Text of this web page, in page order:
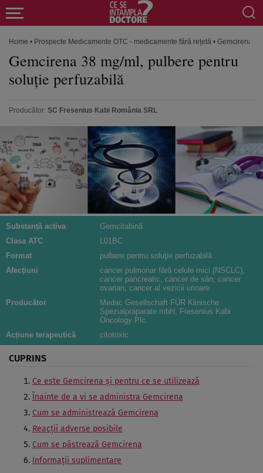
Home • Prospecte Medicamente OTC - medicamente fără rețetă • Gemcirena
Gemcirena 38 mg/ml, pulbere pentru
soluţie perfuzabilă
Producător: SC Fresenius Kabi România SRL
Substanță activa
Gemcitabină
Clasa ATC
L01BC
Format
pulbere pentru soluţie perfuzabilă
Afecțiuni
cancer pulmonar fără celule mici (NSCLC),
cancer pancreatic, cancer de sân, cancer
ovarian, cancer al vezicii urinare
Producător
Medac Gesellschaft FÜR Klinische
Spezialpräparate mbH, Fresenius Kabi
Oncology Plc.
Acțiune terapeutică
citotoxic
CUPRINS
Ce este Gemcirena şi pentru ce se utilizează
Înainte de a vi se administra Gemcirena
Cum se administrează Gemcirena
Reacţii adverse posibile
Cum se păstrează Gemcirena
Informaţii suplimentare